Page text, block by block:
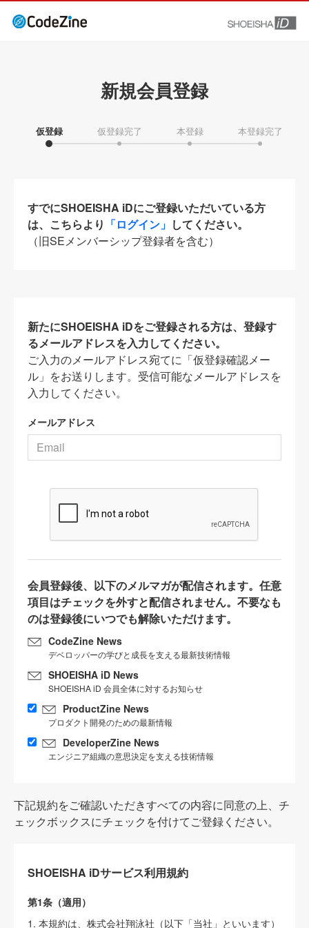
新規会員登録
仮登録 仮登録完了 本登録 本登録完了
すでにSHOEISHA iDにご登録いただいている方
は、こちらより 「ログイン」 してください。
（旧SEメンバーシップ登録者を含む）
新たにSHOEISHA iDをご登録される方は、登録す
るメールアドレスを入力してください。
ご入力のメールアドレス宛てに「仮登録確認メー
ル」をお送りします。受信可能なメールアドレスを
入力してください。
メールアドレス
会員登録後、以下のメルマガが配信されます。任意
項目はチェックを外すと配信されません。不要なも
のは登録後にいつでも解除いただけます。
CodeZine News
デベロッパーの学びと成長を支える最新技術情報
SHOEISHA iD News
SHOEISHA iD 会員全体に対するお知らせ
ProductZine News
プロダクト開発のための最新情報
DeveloperZine News
エンジニア組織の意思決定を支える技術情報
下記規約をご確認いただきすべての内容に同意の上、チ
ェックボックスにチェックを付けてご登録ください。
SHOEISHA iDサービス利用規約
第1条（適用）
1. 本規約は、株式会社翔泳社（以下「当社」といいます）